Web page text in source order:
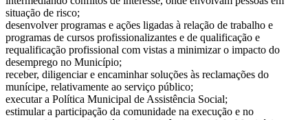
situação de risco;
desenvolver programas e ações ligadas à relação de trabalho e
programas de cursos profissionalizantes e de qualificação e
requalificação profissional com vistas a minimizar o impacto do
desemprego no Município;
receber, diligenciar e encaminhar soluções às reclamações do
munícipe, relativamente ao serviço público;
executar a Política Municipal de Assistência Social;
estimular a participação da comunidade na execução e no